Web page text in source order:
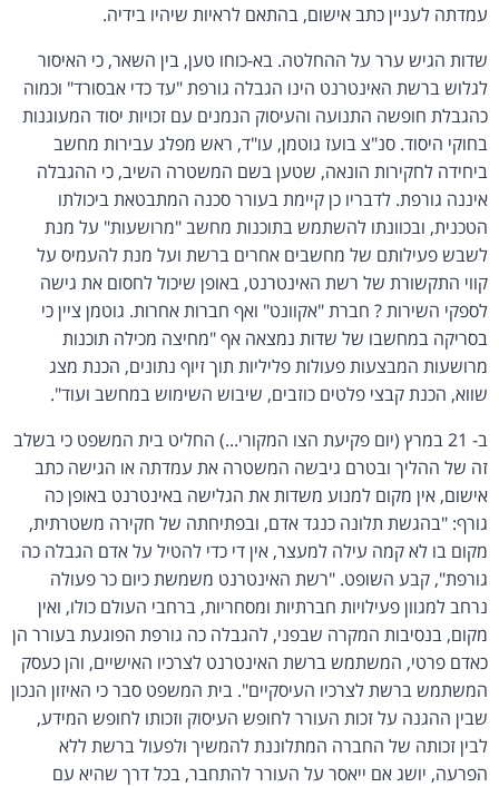
עמדתה לעניין כתב אישום, בהתאם לראיות שיהיו בידיה.
שדות הגיש ערר על ההחלטה. בא-כוחו טען, בין השאר, כי האיסור
לגלוש ברשת האינטרנט הינו הגבלה גורפת "עד כדי אבסורד" וכמוה
כהגבלת חופשה התנועה והעיסוק הנמנים עם זכויות יסוד המעוגנות
בחוקי היסוד. סנ"צ בועז גוטמן, עו"ד, ראש מפלג עבירות מחשב
ביחידה לחקירות הונאה, שטען בשם המשטרה השיב, כי ההגבלה
איננה גורפת. לדבריו כן קיימת בעורר סכנה המתבטאת ביכולתו
הטכנית, ובכוונתו להשתמש בתוכנות מחשב "מרושעות" על מנת
לשבש פעילותם של מחשבים אחרים ברשת ועל מנת להעמיס על
קווי התקשורת של רשת האינטרנט, באופן שיכול לחסום את גישה
לספקי השירות ? חברת "אקוונט" ואף חברות אחרות. גוטמן ציין כי
בסריקה במחשבו של שדות נמצאה אף "מחיצה מכילה תוכנות
מרושעות המבצעות פעולות פליליות תוך זיוף נתונים, הכנת מצג
שווא, הכנת קבצי פלטים כוזבים, שיבוש השימוש במחשב ועוד".
ב- 21 במרץ (יום פקיעת הצו המקורי...) החליט בית המשפט כי בשלב
זה של ההליך ובטרם גיבשה המשטרה את עמדתה או הגישה כתב
אישום, אין מקום למנוע משדות את הגלישה באינטרנט באופן כה
גורף: "בהגשת תלונה כנגד אדם, ובפתיחתה של חקירה משטרתית,
מקום בו לא קמה עילה למעצר, אין די כדי להטיל על אדם הגבלה כה
גורפת", קבע השופט. "רשת האינטרנט משמשת כיום כר פעולה
נרחב למגוון פעילויות חברתיות ומסחריות, ברחבי העולם כולו, ואין
מקום, בנסיבות המקרה שבפני, להגבלה כה גורפת הפוגעת בעורר הן
כאדם פרטי, המשתמש ברשת האינטרנט לצרכיו האישיים, והן כעסק
המשתמש ברשת לצרכיו העיסקיים". בית המשפט סבר כי האיזון הנכון
שבין ההגנה על זכות העורר לחופש העיסוק וזכותו לחופש המידע,
לבין זכותה של החברה המתלוננת להמשיך ולפעול ברשת ללא
הפרעה, יושג אם ייאסר על העורר להתחבר, בכל דרך שהיא עם